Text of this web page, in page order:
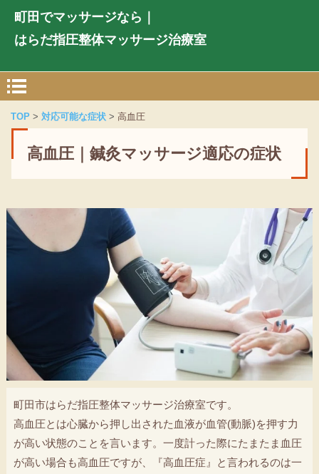
町田でマッサージなら｜
はらだ指圧整体マッサージ治療室
TOP 対応可能な症状 高血圧
高血圧｜鍼灸マッサージ適応の症状
町田市はらだ指圧整体マッサージ治療室です。
高血圧とは心臓から押し出された血液が血管(動脈)を押す力
が高い状態のことを言います。一度計った際にたまたま血圧
が高い場合も高血圧ですが、『高血圧症』と言われるのは一